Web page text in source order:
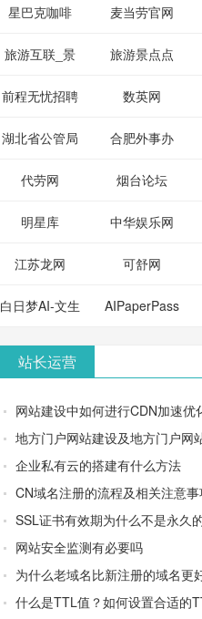
星巴克咖啡 麦当劳官网
旅游互联_景
点门票预订
旅游景点点
评-猫途鹰
Tripadvisor
前程无忧招聘
网
数英网
湖北省公管局 合肥外事办
代劳网 烟台论坛
明星库 中华娱乐网
江苏龙网 可舒网
白日梦AI-文生
视频类AIGC
AIPaperPass
千字大纲
站长运营
网站建设中如何进行CDN加速优
地方门户网站建设及地方门户网
企业私有云的搭建有什么方法
CN域名注册的流程及相关注意事
SSL证书有效期为什么不是永久
网站安全监测有必要吗
为什么老域名比新注册的域名更
什么是TTL值？如何设置合适的